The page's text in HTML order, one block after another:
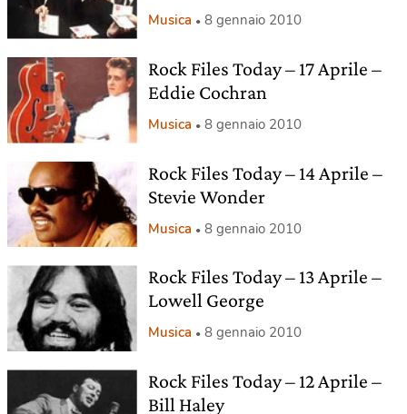
Musica 8 gennaio 2010
Rock Files Today – 17 Aprile –
Eddie Cochran
Musica 8 gennaio 2010
Rock Files Today – 14 Aprile –
Stevie Wonder
Musica 8 gennaio 2010
Rock Files Today – 13 Aprile –
Lowell George
Musica 8 gennaio 2010
Rock Files Today – 12 Aprile –
Bill Haley